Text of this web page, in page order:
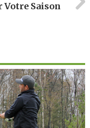
Votre Saison